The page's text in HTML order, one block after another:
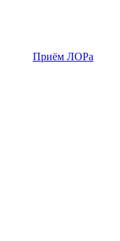
Приём ЛОРа